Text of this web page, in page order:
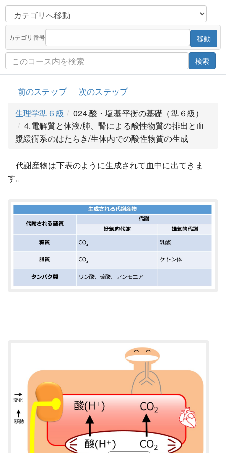
カテゴリ番号 移動
検索
前のステップ
次のステップ
生理学準６級
024.酸・塩基平衡の基礎（準６級）
4.電解質と体液/肺、腎による酸性物質の排出と血
漿緩衝系のはたらき/生体内での酸性物質の生成
代謝産物は下表のように生成されて血中に出てきま
す。